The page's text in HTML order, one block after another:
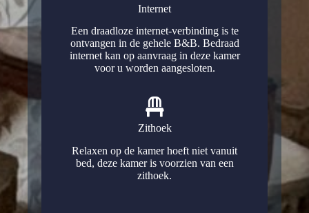
Internet
Een draadloze internet-verbinding is te
ontvangen in de gehele B&B. Bedraad
internet kan op aanvraag in deze kamer
voor u worden aangesloten.
Zithoek
Relaxen op de kamer hoeft niet vanuit
bed, deze kamer is voorzien van een
zithoek.